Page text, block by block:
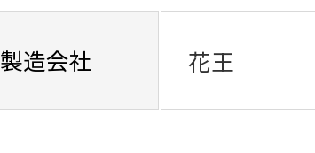
製造会社 花王